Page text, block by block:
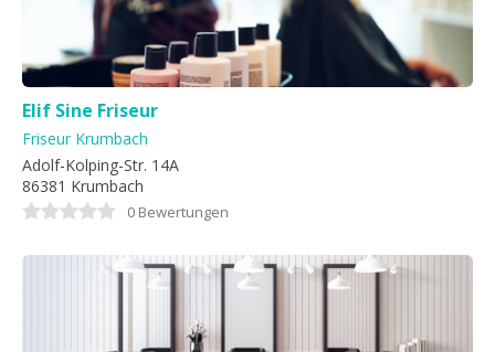
Elif Sine Friseur
Friseur Krumbach
Adolf-Kolping-Str. 14A
86381 Krumbach
0 Bewertungen